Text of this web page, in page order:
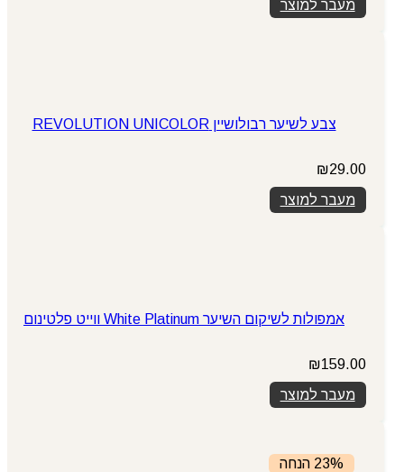
מעבר למוצר
צבע לשיער רבולושיין REVOLUTION UNICOLOR
₪29.00
מעבר למוצר
אמפולות לשיקום השיער White Platinum ווייט פלטינום
₪159.00
מעבר למוצר
23% הנחה